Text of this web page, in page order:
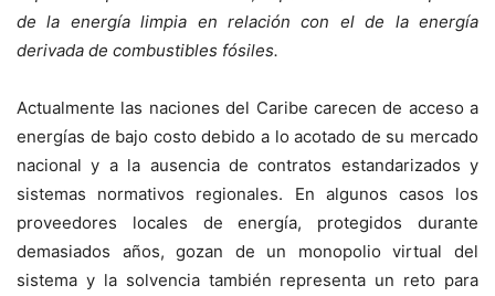
de la energía limpia en relación con el de la energía
derivada de combustibles fósiles.
Actualmente las naciones del Caribe carecen de acceso a
energías de bajo costo debido a lo acotado de su mercado
nacional y a la ausencia de contratos estandarizados y
sistemas normativos regionales. En algunos casos los
proveedores locales de energía, protegidos durante
demasiados años, gozan de un monopolio virtual del
sistema y la solvencia también representa un reto para